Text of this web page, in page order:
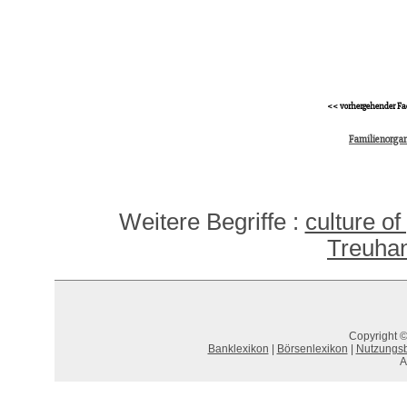
<< vorhergehender
Weitere Begriffe : culture
Copyright
Banklexikon
Börsenlexikon